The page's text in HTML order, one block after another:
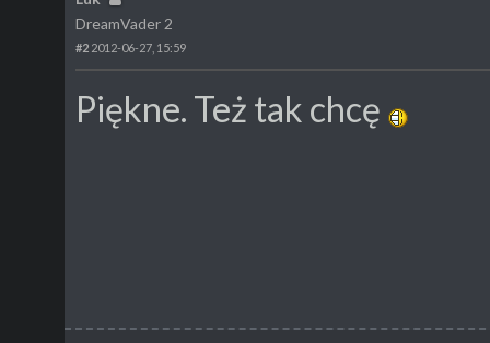
DreamVader 2
#2 2012-06-27, 15:59
Piękne. Też tak chcę